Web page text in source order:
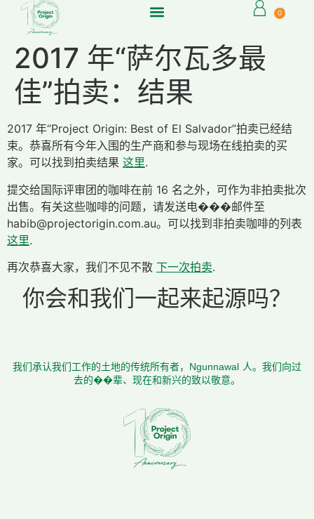
0
2017 年“萨尔瓦多最
佳”拍卖：结果
2017 年“Project Origin: Best of El Salvador”拍卖已经结
束。恭喜所有今年入围的生产商和参与现场在线拍卖的买
家。可以找到拍卖结果 这里.
提交给国际评审团的咖啡在前 16 名之外，可作为非拍卖批次
出售。有关这些咖啡的问题，请发送电���邮件至
habib@projectorigin.com.au。可以找到非拍卖咖啡的列表
这里.
再次恭喜大家，我们不见不散 下一次拍卖.
你会和我们一起来起源吗？
我们承认我们工作的土地的传统所有者，Ngunnawal 人。我们向过
去的��辈、现在和新兴的致以敬意。